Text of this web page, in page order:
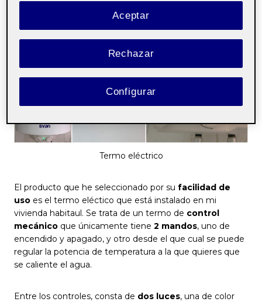
Interfaz analógica fácil de usar:
Termo eléctrico
Termo eléctrico
El producto que he seleccionado por su facilidad de
uso es el termo eléctico que está instalado en mi
vivienda habitaul. Se trata de un termo de control
mecánico que únicamente tiene 2 mandos, uno de
encendido y apagado, y otro desde el que cual se puede
regular la potencia de temperatura a la que quieres que
se caliente el agua.
Entre los controles, consta de dos luces, una de color
Rechazar
Aceptar
Configurar